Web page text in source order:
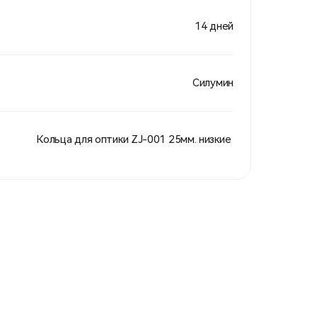
14 дней
Силумин
Кольца для оптики ZJ-001 25мм. низкие